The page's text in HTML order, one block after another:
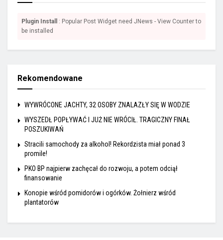
Plugin Install
: Popular Post Widget need JNews - View Counter to
be installed
Rekomendowane
WYWRÓCONE JACHTY, 32 OSOBY ZNALAZŁY SIĘ W WODZIE
WYSZEDŁ POPŁYWAĆ I JUŻ NIE WRÓCIŁ. TRAGICZNY FINAŁ
POSZUKIWAŃ
Stracili samochody za alkohol! Rekordzista miał ponad 3
promile!
PKO BP najpierw zachęcał do rozwoju, a potem odciął
finansowanie
Konopie wśród pomidorów i ogórków. Żołnierz wśród
plantatorów